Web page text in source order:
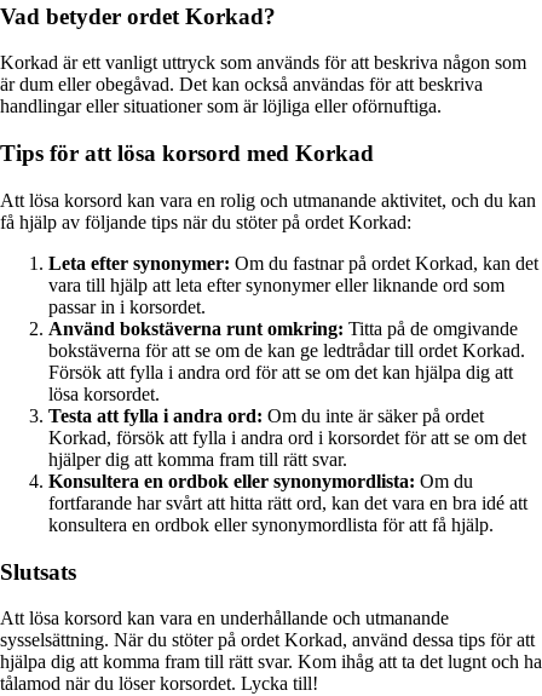
Vad betyder ordet Korkad?
Korkad är ett vanligt uttryck som används för att beskriva någon som
är dum eller obegåvad. Det kan också användas för att beskriva
handlingar eller situationer som är löjliga eller oförnuftiga.
Tips för att lösa korsord med Korkad
Att lösa korsord kan vara en rolig och utmanande aktivitet, och du kan
få hjälp av följande tips när du stöter på ordet Korkad:
Leta efter synonymer: Om du fastnar på ordet Korkad, kan det
vara till hjälp att leta efter synonymer eller liknande ord som
passar in i korsordet.
Använd bokstäverna runt omkring: Titta på de omgivande
bokstäverna för att se om de kan ge ledtrådar till ordet Korkad.
Försök att fylla i andra ord för att se om det kan hjälpa dig att
lösa korsordet.
Testa att fylla i andra ord: Om du inte är säker på ordet
Korkad, försök att fylla i andra ord i korsordet för att se om det
hjälper dig att komma fram till rätt svar.
Konsultera en ordbok eller synonymordlista: Om du
fortfarande har svårt att hitta rätt ord, kan det vara en bra idé att
konsultera en ordbok eller synonymordlista för att få hjälp.
Slutsats
Att lösa korsord kan vara en underhållande och utmanande
sysselsättning. När du stöter på ordet Korkad, använd dessa tips för att
hjälpa dig att komma fram till rätt svar. Kom ihåg att ta det lugnt och ha
tålamod när du löser korsordet. Lycka till!